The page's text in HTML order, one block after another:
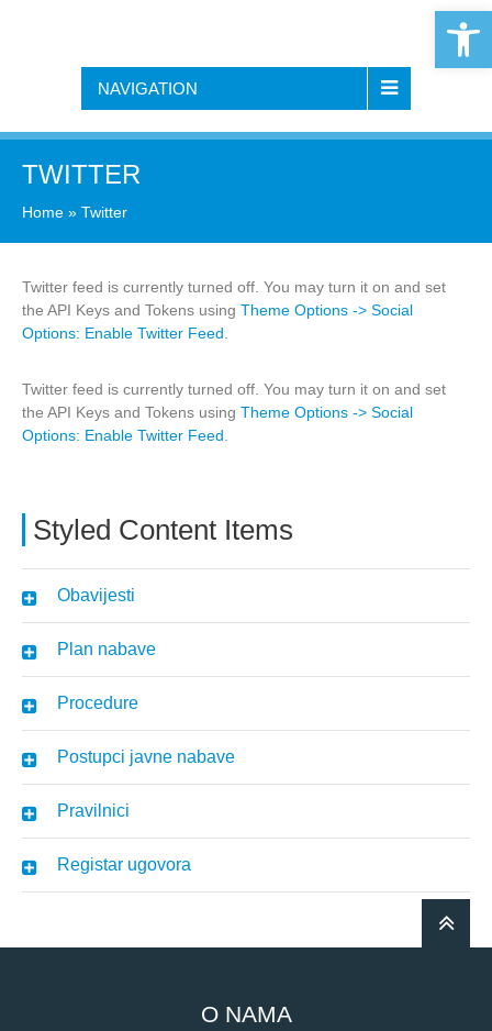
NAVIGATION
TWITTER
Home » Twitter
Styled Content Items
Obavijesti
Plan nabave
Procedure
Postupci javne nabave
Pravilnici
Registar ugovora
Twitter feed is currently turned off. You may turn it on and set
the API Keys and Tokens using Theme Options -> Social
Options: Enable Twitter Feed
Twitter feed is currently turned off. You may turn it on and set
the API Keys and Tokens using Theme Options -> Social
Options: Enable Twitter Feed
O NAMA